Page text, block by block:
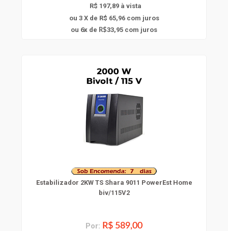
R$ 197,89 à vista
ou 3 X de R$ 65,96com juros
ou 6x de R$33,95 com juros
Estabilizador 2KW TS Shara 9011 PowerEst Home
biv/115V2
Por: R$ 589,00